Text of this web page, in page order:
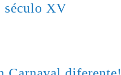
século XV